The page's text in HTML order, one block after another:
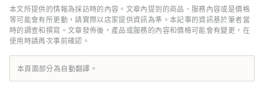
水果，無論甜度、香氣還是風味，都是最高品質
的。 您可以品嚐白桃、麝香葡萄、先鋒葡萄等
當季水果！ 岡山還擁有世界級的旅遊景點，包
括岡山城、日本三大名園之一的岡山後樂園以及
擁有歷史、文化和藝術的倉敷美觀地區！
本文所提供的情報為採訪時的內容。文章內提到的商品、服務內容或是價格
等可能會有所更動，請實際以店家提供資訊為準。本記事的資訊基於筆者當
時的調查和撰寫。文章發佈後，產品或服務的內容和價格可能會有變更，在
使用時請再次事前確認。
本頁面部分為自動翻譯。